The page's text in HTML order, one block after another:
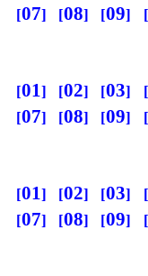
07
08 09
01 02 03
07
08 09
01 02 03
07
08 09